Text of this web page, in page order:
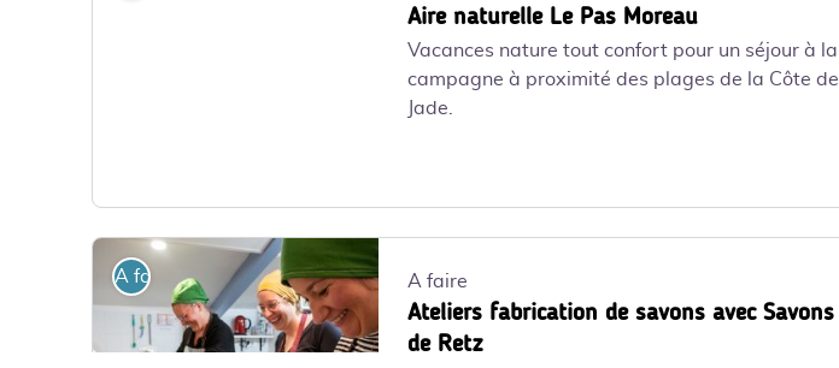
Aire naturelle Le Pas Moreau
Vacances nature tout confort pour un séjour à la
campagne à proximité des plages de la Côte de
Jade.
A faire A faire
Ateliers fabrication de savons avec Savons
de Retz